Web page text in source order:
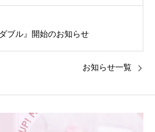
ブル』開始のお知らせ
お知らせ一覧